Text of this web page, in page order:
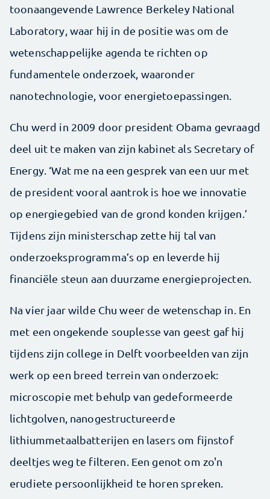
toonaangevende Lawrence Berkeley National
Laboratory, waar hij in de positie was om de
wetenschappelijke agenda te richten op
fundamentele onderzoek, waaronder
nanotechnologie, voor energietoepassingen.
Chu werd in 2009 door president Obama gevraagd
deel uit te maken van zijn kabinet als Secretary of
Energy. ‘Wat me na een gesprek van een uur met
de president vooral aantrok is hoe we innovatie
op energiegebied van de grond konden krijgen.’
Tijdens zijn ministerschap zette hij tal van
onderzoeksprogramma’s op en leverde hij
financiële steun aan duurzame energieprojecten.
Na vier jaar wilde Chu weer de wetenschap in. En
met een ongekende souplesse van geest gaf hij
tijdens zijn college in Delft voorbeelden van zijn
werk op een breed terrein van onderzoek:
microscopie met behulp van gedeformeerde
lichtgolven, nanogestructureerde
lithiummetaalbatterijen en lasers om fijnstof
deeltjes weg te filteren. Een genot om zo'n
erudiete persoonlijkheid te horen spreken.